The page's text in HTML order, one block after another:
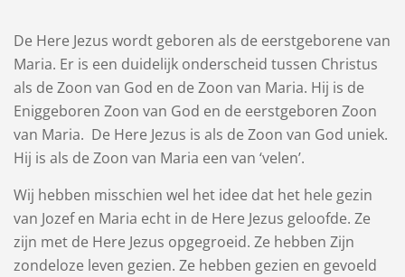
De Here Jezus wordt geboren als de eerstgeborene van
Maria. Er is een duidelijk onderscheid tussen Christus
als de Zoon van God en de Zoon van Maria. Hij is de
Eniggeboren Zoon van God en de eerstgeboren Zoon
van Maria. De Here Jezus is als de Zoon van God uniek.
Hij is als de Zoon van Maria een van ‘velen’.
Wij hebben misschien wel het idee dat het hele gezin
van Jozef en Maria echt in de Here Jezus geloofde. Ze
zijn met de Here Jezus opgegroeid. Ze hebben Zijn
zondeloze leven gezien. Ze hebben gezien en gevoeld